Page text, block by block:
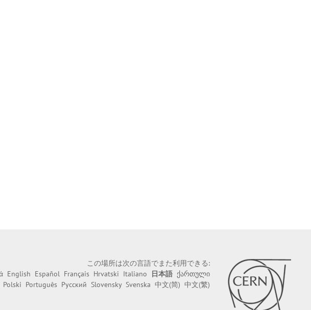
この場所は次の言語でまた利用できる:
English Español Français Hrvatski Italiano 日本語 ქართული
Polski Português Русский Slovensky Svenska 中文(简) 中文(繁)